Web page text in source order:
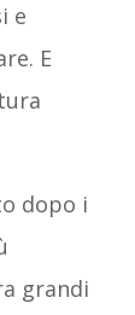
e
E
dopo i
grandi